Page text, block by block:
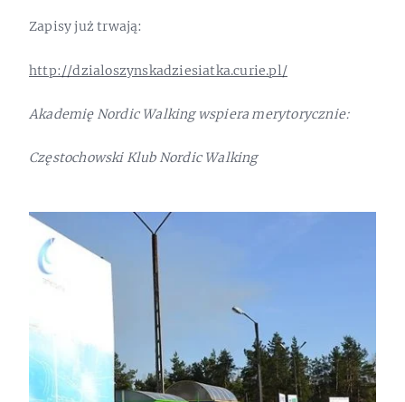
Zapisy już trwają:
http://dzialoszynskadziesiatka.curie.pl/
Akademię Nordic Walking wspiera merytorycznie:
Częstochowski Klub Nordic Walking